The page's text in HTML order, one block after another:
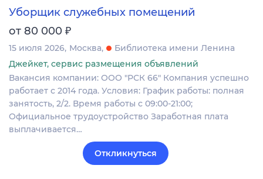
Уборщик служебных помещений
от 80 000 ₽
15 июля 2026 Москва
Библиотека имени Ленина
Джейкет, сервис размещения объявлений
Вакансия компании: ООО "РСК 66" Компания успешно
работает с 2014 года. Условия: График работы: полная
занятость, 2/2. Время работы с 09:00-21:00;
Официальное трудоустройство Заработная плата
выплачивается…
Откликнуться